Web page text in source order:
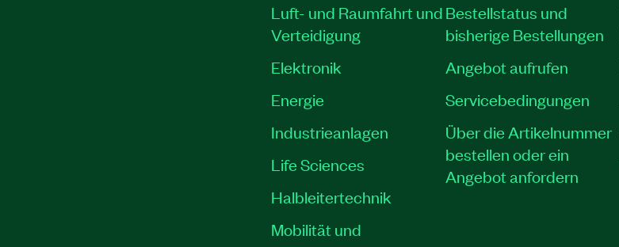
Luft- und Raumfahrt und
Verteidigung
Elektronik
Energie
Industrieanlagen
Life Sciences
Halbleitertechnik
Mobilität und
Bestellstatus und
bisherige Bestellungen
Angebot aufrufen
Servicebedingungen
Über die Artikelnummer
bestellen oder ein
Angebot anfordern